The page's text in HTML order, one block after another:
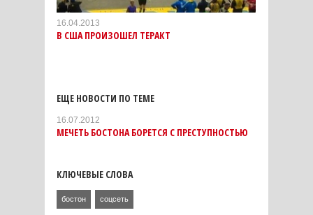
16.04.2013
В США ПРОИЗОШЕЛ ТЕРАКТ
ЕЩЕ НОВОСТИ ПО ТЕМЕ
16.07.2012
МЕЧЕТЬ БОСТОНА БОРЕТСЯ С ПРЕСТУПНОСТЬЮ
КЛЮЧЕВЫЕ СЛОВА
бостон соцсеть